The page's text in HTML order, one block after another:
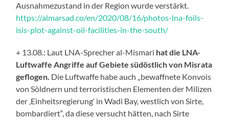
Ausnahmezustand in der Region wurde verstärkt.
https://almarsad.co/en/2020/08/16/photos-lna-foils-
isis-plot-against-oil-facilities-in-the-south/
+ 13.08.: Laut LNA-Sprecher al-Mismari hat die LNA-
Luftwaffe Angriffe auf Gebiete südöstlich von Misrata
geflogen. Die Luftwaffe habe auch „bewaffnete Konvois
von Söldnern und terroristischen Elementen der Milizen
der ‚Einheitsregierung‘ in Wadi Bay, westlich von Sirte,
bombardiert“, da diese versucht hätten, nach Sirte